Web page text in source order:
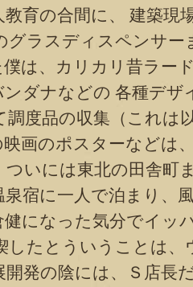
育の合間に、 建築現
グラスディスペンサー
僕は、カリカリ昔ラー
ダナなどの 各種デ
度品の収集（これは
映画のポスターなどは
いには東北の田舎町
泉宿に一人で泊まり、
になった気分でイッ
したとういうことは、
発の陰には、Ｓ店長